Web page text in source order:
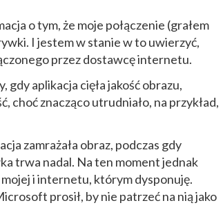
o tym, że moje połączenie (grałem
I jestem w stanie w to uwierzyć,
przez dostawcę internetu.
gdy aplikacja cięła jakość obrazu,
choć znacząco utrudniało, na przykład,
zamrażała obraz, podczas gdy
trwa nadal. Na ten moment jednak
i internetu, którym dysponuję.
prosił, by nie patrzeć na nią jako